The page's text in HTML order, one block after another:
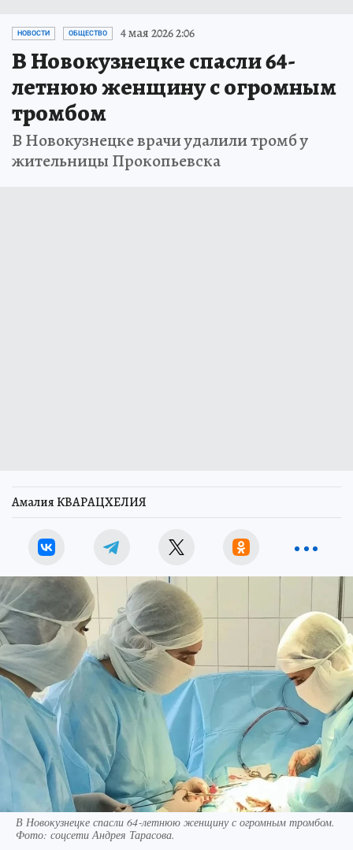
НОВОСТИ ОБЩЕСТВО 4 мая 2026 2:06
В Новокузнецке спасли 64-
летнюю женщину с огромным
тромбом
В Новокузнецке врачи удалили тромб у
жительницы Прокопьевска
Амалия КВАРАЦХЕЛИЯ
В Новокузнецке спасли 64‑летнюю женщину с огромным тромбом.
Фото: соцсети Андрея Тарасова.